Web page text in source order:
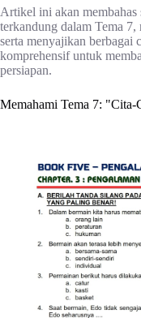
Artikel ini akan membahas
terkandung dalam Tema
serta menyajikan
komprehensif untuk
persiapan.
Memahami Tema 7: "Cita-